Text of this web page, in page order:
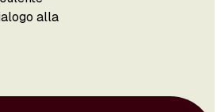
alla